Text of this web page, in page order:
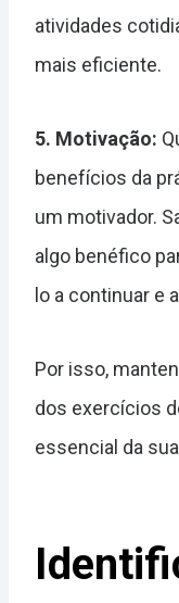
atividades
mais eficiente.
5. Motivação:
benefícios da
um motivador.
algo benéfico
lo a continuar e
Por isso,
dos exercícios
essencial da